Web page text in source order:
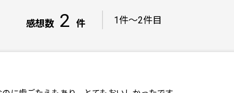
感想数 2 件 1件～2件目